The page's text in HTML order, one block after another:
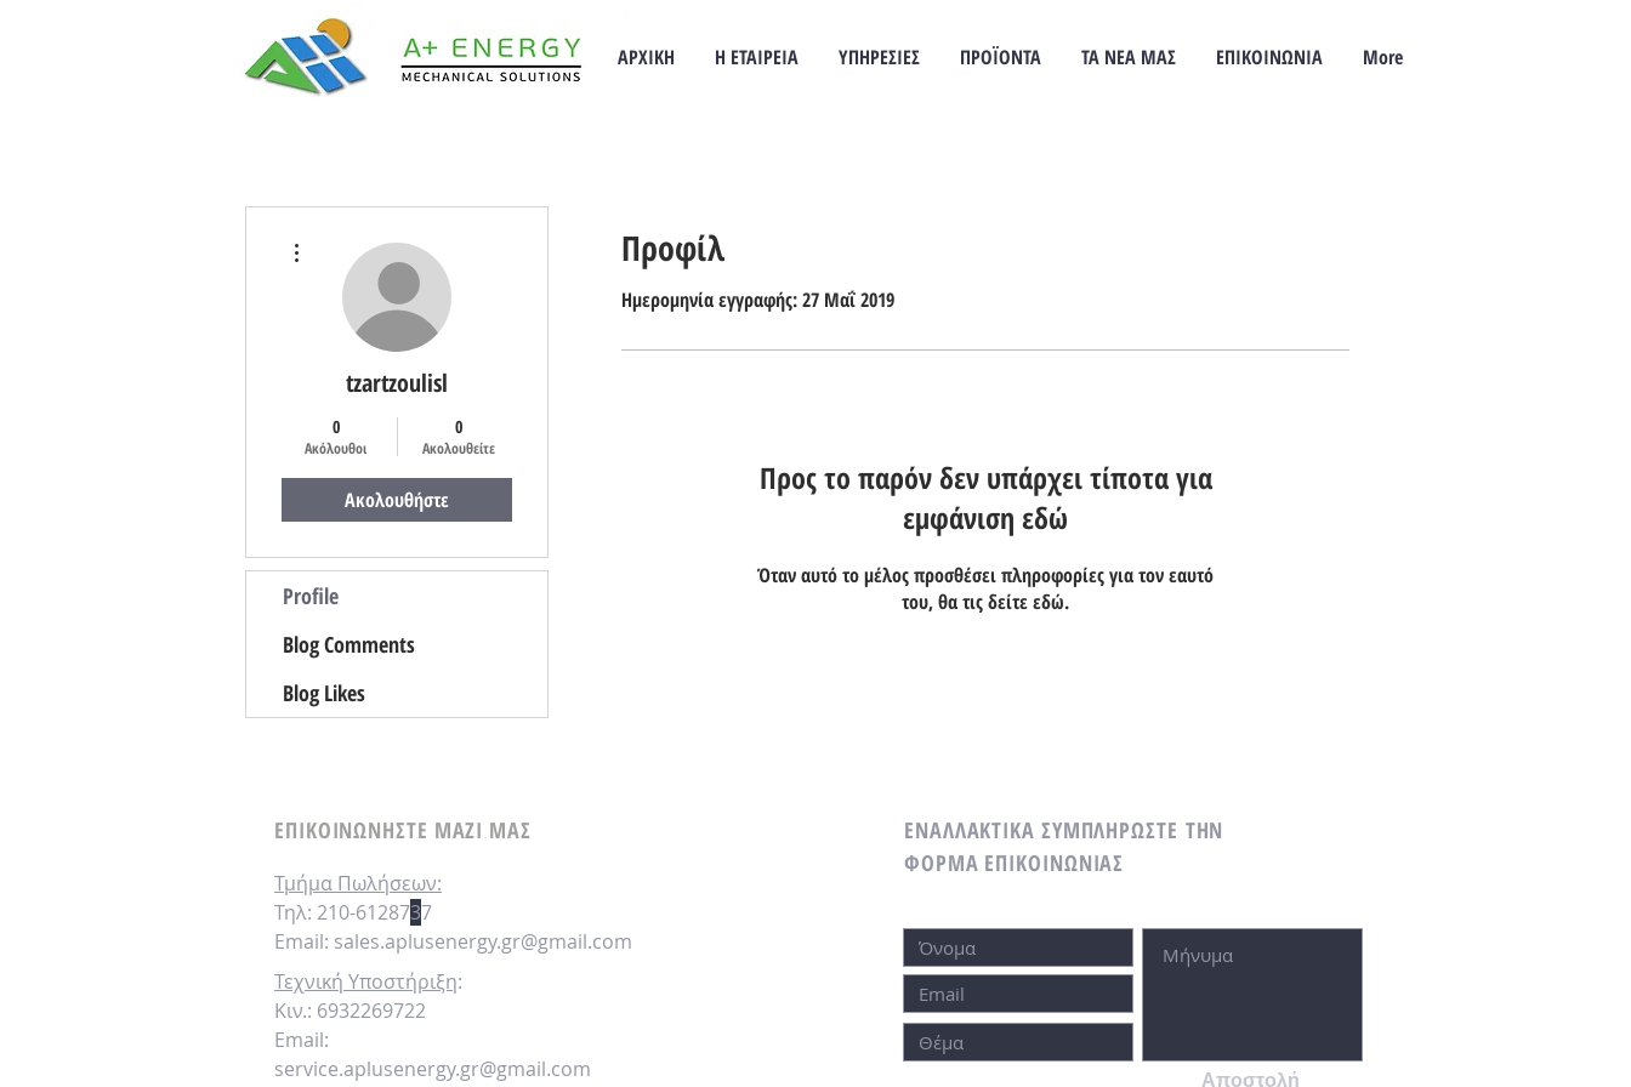
ΑΡΧΙΚΗ Η ΕΤΑΙΡΕΙΑ ΥΠΗΡΕΣΙΕΣ ΠΡΟΪΟΝΤΑ ΤΑ ΝΕΑ ΜΑΣ ΕΠΙΚΟΙΝΩΝΙΑ More
Προφίλ
Ημερομηνία εγγραφής: 27 Μαΐ 2019
Προς το παρόν δεν υπάρχει τίποτα για
εμφάνιση εδώ
Όταν αυτό το μέλος προσθέσει πληροφορίες για τον εαυτό
του, θα τις δείτε εδώ.
tzartzoulisl
0
Ακόλουθοι
0
Ακολουθείτε
Ακολουθήστε
Profile
Blog Comments
Blog Likes
ΕΠΙΚΟΙΝΩΝΗΣΤΕ ΜΑΖΙ ΜΑΣ
Τμήμα Πωλήσεων:
Τηλ: 210-6128737
Email: sales.aplusenergy.gr@gmail.com
Τεχνική Υποστήριξη:
Κιν.: 6932269722
Email:
service.aplusenergy.gr@gmail.com
ΕΝΑΛΛΑΚΤΙΚΑ ΣΥΜΠΛΗΡΩΣΤΕ ΤΗΝ
ΦΟΡΜΑ ΕΠΙΚΟΙΝΩΝΙΑΣ
Αποστολή